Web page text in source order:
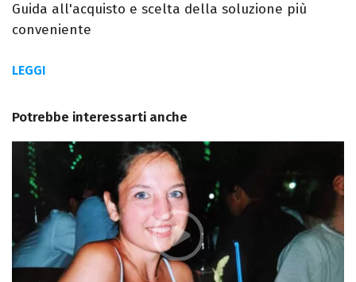
Guida all'acquisto e scelta della soluzione più
conveniente
LEGGI
Potrebbe interessarti anche